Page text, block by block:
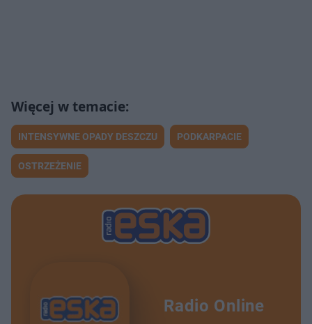
INTENSYWNE OPADY DESZCZU PODKARPACIE
OSTRZEŻENIE
Radio Online